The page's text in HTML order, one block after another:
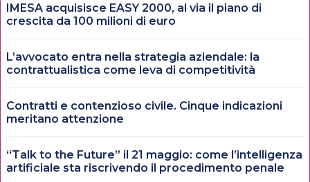
IMESA acquisisce EASY 2000, al via il piano di
crescita da 100 milioni di euro
L’avvocato entra nella strategia aziendale: la
contrattualistica come leva di competitività
Contratti e contenzioso civile. Cinque indicazioni
meritano attenzione
“Talk to the Future” il 21 maggio: come l’intelligenza
artificiale sta riscrivendo il procedimento penale